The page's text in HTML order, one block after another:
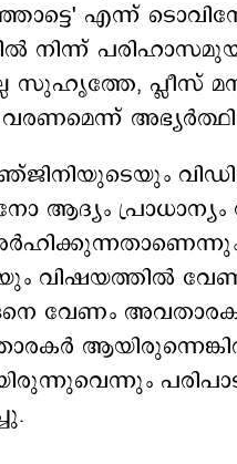
എന്ന്
നിന്ന്
സുഹൃത്തേ, പ്ലീസ്
വരണമെന്ന്
ആദ്യം
വിഷയത്തിൽ
വേണം